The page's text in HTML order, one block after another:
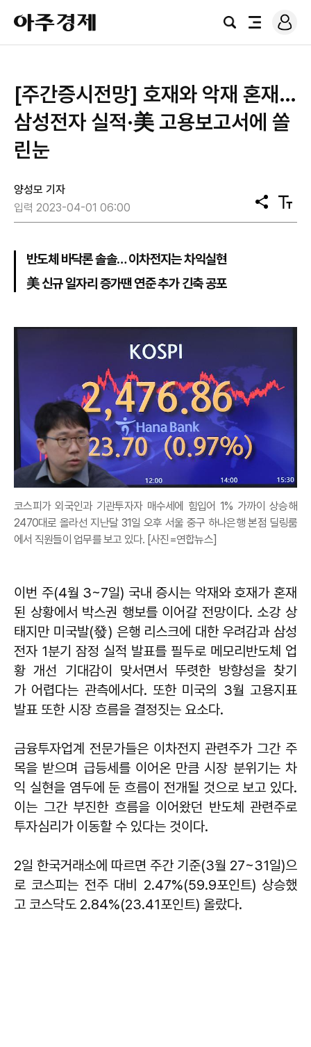
아
주
경
검
전
로
그
[주간증시전망] 호재와 악재 혼재…
삼성전자 실적·美 고용보고서에 쏠
린눈
양성모 기자
입력 2023-04-01 06:00
공
유
텍
스
반도체 바닥론 솔솔… 이차전지는 차익실현
美 신규 일자리 증가땐 연준 추가 긴축 공포
코스피가 외국인과 기관투자자 매수세에 힘입어 1% 가까이 상승해
2470대로 올라선 지난달 31일 오후 서울 중구 하나은행 본점 딜링룸
에서 직원들이 업무를 보고 있다. [사진=연합뉴스]
이번 주(4월 3~7일) 국내 증시는 악재와 호재가 혼재
된 상황에서 박스권 행보를 이어갈 전망이다. 소강 상
태지만 미국발(發) 은행 리스크에 대한 우려감과 삼성
전자 1분기 잠정 실적 발표를 필두로 메모리반도체 업
황 개선 기대감이 맞서면서 뚜렷한 방향성을 찾기
가 어렵다는 관측에서다. 또한 미국의 3월 고용지표
발표 또한 시장 흐름을 결정짓는 요소다.
금융투자업계 전문가들은 이차전지 관련주가 그간 주
목을 받으며 급등세를 이어온 만큼 시장 분위기는 차
익 실현을 염두에 둔 흐름이 전개될 것으로 보고 있다.
이는 그간 부진한 흐름을 이어왔던 반도체 관련주로
투자심리가 이동할 수 있다는 것이다.
2일 한국거래소에 따르면 주간 기준(3월 27~31일)으
로 코스피는 전주 대비 2.47%(59.9포인트) 상승했
고 코스닥도 2.84%(23.41포인트) 올랐다.